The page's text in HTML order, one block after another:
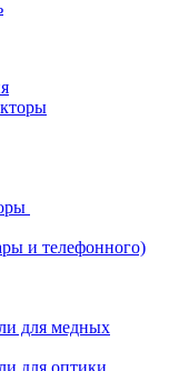
и телефонного)
для медных
для оптики